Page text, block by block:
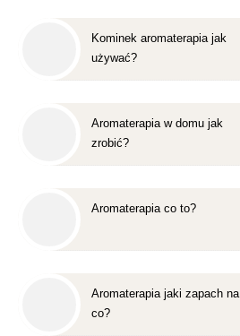
Kominek aromaterapia jak
używać?
Aromaterapia w domu jak
zrobić?
Aromaterapia co to?
Aromaterapia jaki zapach na
co?